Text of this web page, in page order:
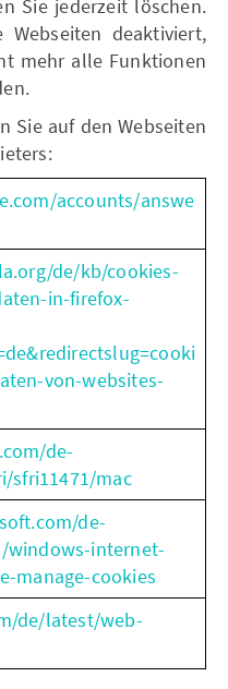
Sie jederzeit löschen.
Webseiten deaktiviert,
mehr alle Funktionen
Sie auf den Webseiten
accounts/answe
de/kb/cookies-
in-firefox-
von-websites-
de-
sfri11471/mac
de-
windows-internet-
manage-cookies
de/latest/web-